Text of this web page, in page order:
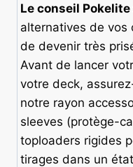
Le conseil Pokelite
alternatives de vos
de devenir très
Avant de lancer
votre deck,
notre rayon
sleeves (protège-
toploaders rigides
tirages dans un